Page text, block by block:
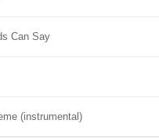
Can Say
(instrumental)